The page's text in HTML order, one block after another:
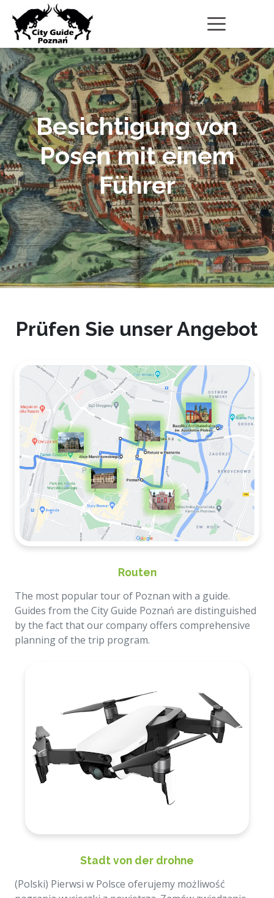
Besichtigung von
Posen mit einem
Führer
Prüfen Sie unser Angebot
Routen
The most popular tour of Poznan with a guide.
Guides from the City Guide Poznań are distinguished
by the fact that our company offers comprehensive
planning of the trip program.
Stadt von der drohne
(Polski) Pierwsi w Polsce oferujemy możliwość